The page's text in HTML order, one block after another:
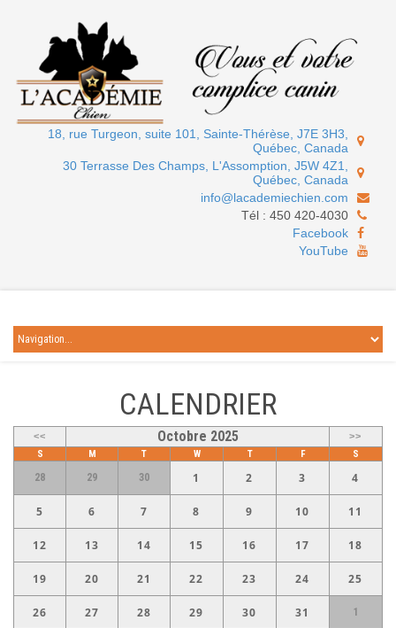
18, rue Turgeon, suite 101, Sainte-Thérèse, J7E 3H3,
Québec, Canada
30 Terrasse Des Champs, L'Assomption, J5W 4Z1,
Québec, Canada
info@lacademiechien.com
Tél : 450 420-4030
Facebook
YouTube
CALENDRIER
<< Octobre 2025 >>
S M T W T F S
28 29 30 1 2 3 4
5 6 7 8 9 10 11
12 13 14 15 16 17 18
19 20 21 22 23 24 25
26 27 28 29 30 31 1